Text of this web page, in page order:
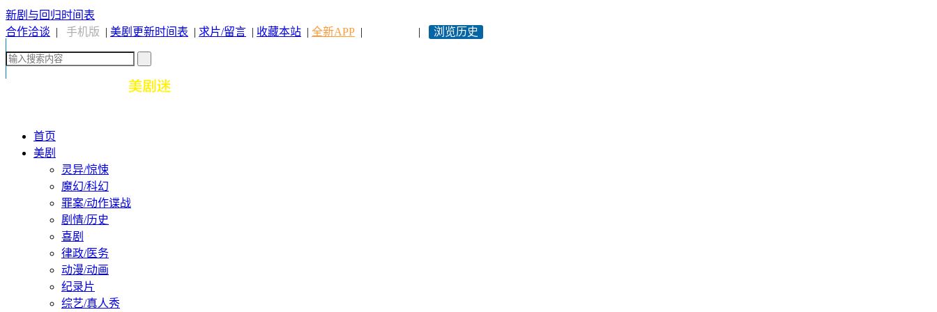
新剧与回归时间表
合作洽谈 | 手机版 | 美剧更新时间表 | 求片/留言 | 收藏本站 | 全新APP | | 浏览历史
首页
美剧
灵异/惊悚
魔幻/科幻
罪案/动作谍战
剧情/历史
喜剧
律政/医务
动漫/动画
纪录片
综艺/真人秀